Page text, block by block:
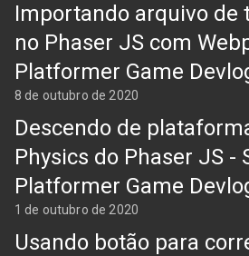
Importando arquivo de
no Phaser JS com
Platformer Game
8 de outubro de 2020
Descendo de
Physics do Phaser JS -
Platformer Game
1 de outubro de 2020
Usando botão para